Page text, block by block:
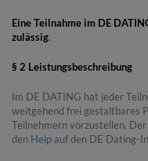
Eine Teilnahme im DE
zulässig.
§ 2 Leistungsbeschreibung
Im DE DATING hat jeder
weitgehend frei gestaltbares
Teilnehmern vorzustellen.
den Help auf den DE Dating-